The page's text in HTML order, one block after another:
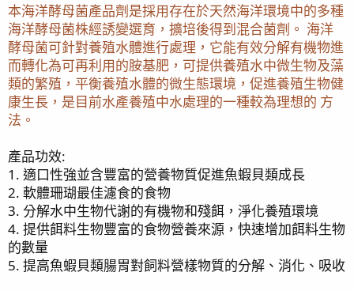
本海洋酵母菌產品劑是採用存在於天然海洋環境中的多種
海洋酵母菌株經誘變選育，擴培後得到混合菌劑。 海洋
酵母菌可針對養殖水體進行處理，它能有效分解有機物進
而轉化為可再利用的胺基肥，可提供養殖水中微生物及藻
類的繁殖，平衡養殖水體的微生態環境，促進養殖生物健
康生長，是目前水產養殖中水處理的一種較為理想的 方
法。
產品功效:
1. 適口性強並含豐富的營養物質促進魚蝦貝類成長
2. 軟體珊瑚最佳濾食的食物
3. 分解水中生物代謝的有機物和殘餌，淨化養殖環境
4. 提供餌料生物豐富的食物營養來源，快速增加餌料生物
的數量
5. 提高魚蝦貝類腸胃對飼料營樣物質的分解、消化、吸收